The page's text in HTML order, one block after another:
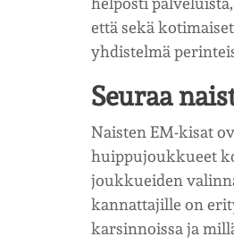
että sekä
yhdistelmä
Seuraa
Naisten EM-kisat
huippujoukkueet
joukkueiden
kannattajille on
karsinnoissa ja